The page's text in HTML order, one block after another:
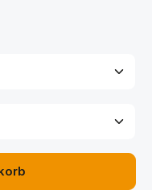
Wert ein